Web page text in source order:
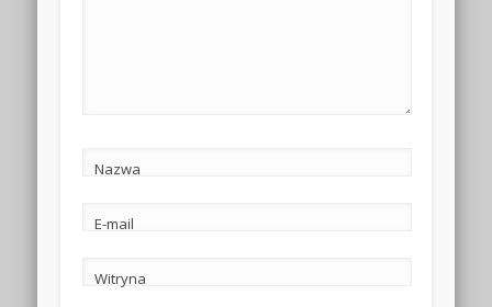
Nazwa
E-mail
Witryna